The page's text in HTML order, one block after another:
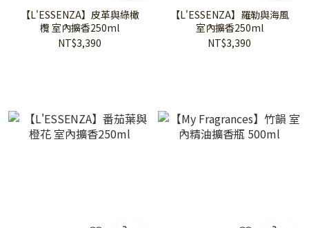
【L'ESSENZA】皮革與綠橄
欖 室內擴香250ml
NT$3,390
【L'ESSENZA】羅勒與海風
室內擴香250ml
NT$3,390